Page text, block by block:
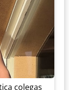
colegas